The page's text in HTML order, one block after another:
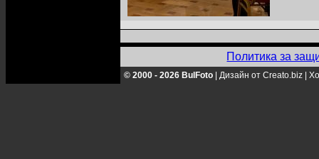
Политика за
© 2000 - 2026 BulFoto Дизайн от Creato.biz